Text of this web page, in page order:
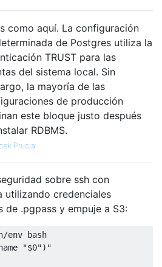
como aquí. La configuración
de Postgres utiliza la
TRUST para las
del sistema local. Sin
la mayoría de las
de producción
este bloque justo después
RDBMS.
Prucia
sobre ssh con
utilizando credenciales
de .pgpass y empuje a S3:
bash
"$0")"